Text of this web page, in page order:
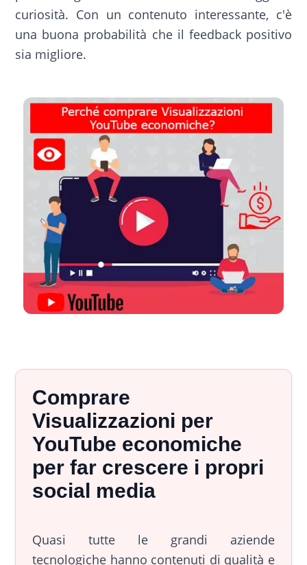
curiosità. Con un contenuto interessante, c'è
una buona probabilità che il feedback positivo
sia migliore.
Comprare
Visualizzazioni per
YouTube economiche
per far crescere i propri
social media
Quasi tutte le grandi aziende
tecnologiche hanno contenuti di qualità e